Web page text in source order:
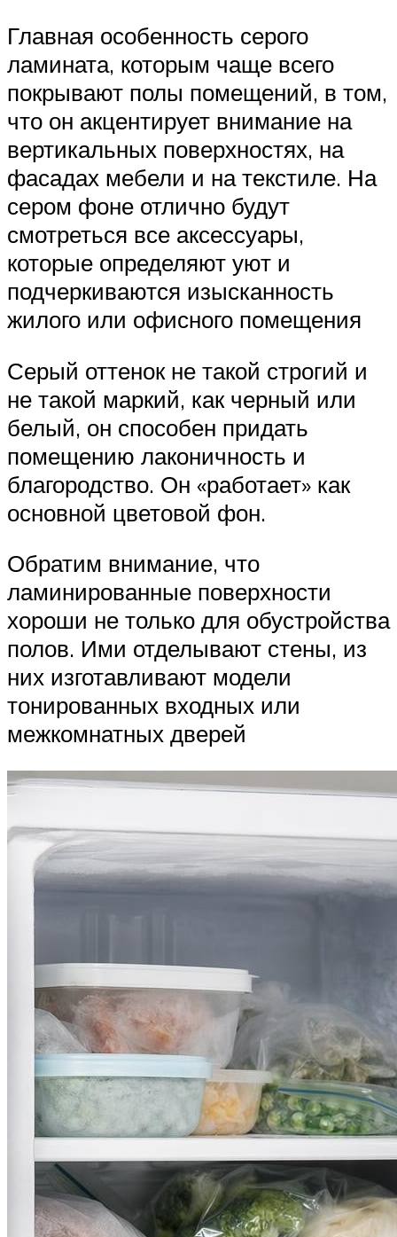
Главная особенность серого
ламината, которым чаще всего
покрывают полы помещений, в том,
что он акцентирует внимание на
вертикальных поверхностях, на
фасадах мебели и на текстиле. На
сером фоне отлично будут
смотреться все аксессуары,
которые определяют уют и
подчеркиваются изысканность
жилого или офисного помещения
Серый оттенок не такой строгий и
не такой маркий, как черный или
белый, он способен придать
помещению лаконичность и
благородство. Он «работает» как
основной цветовой фон.
Обратим внимание, что
ламинированные поверхности
хороши не только для обустройства
полов. Ими отделывают стены, из
них изготавливают модели
тонированных входных или
межкомнатных дверей